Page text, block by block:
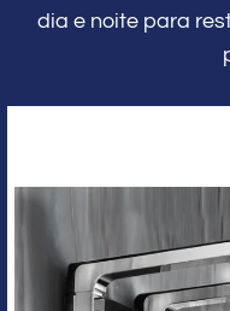
dia e noite para